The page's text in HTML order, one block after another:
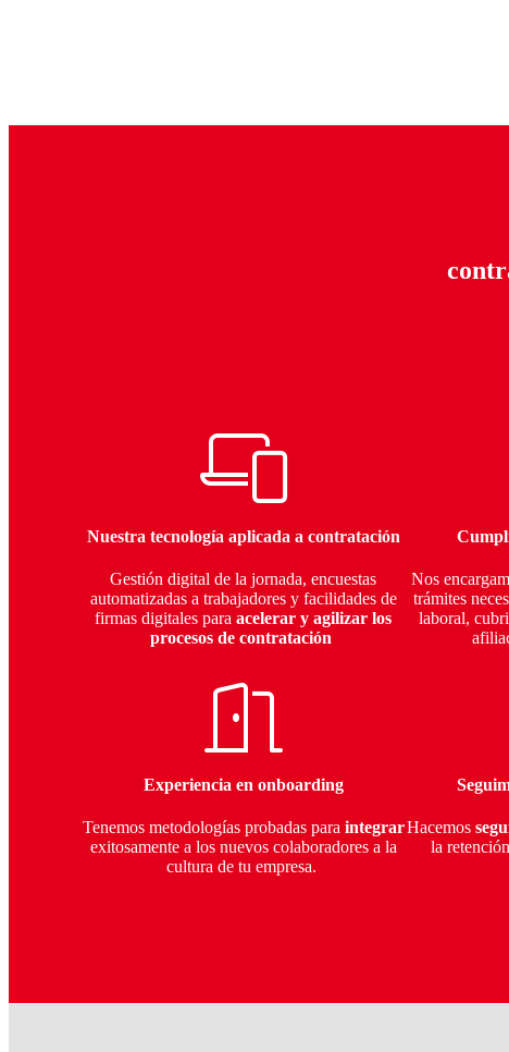
Nuestra tecnología aplicada a contratación
Gestión digital de la jornada, encuestas
automatizadas a trabajadores y facilidades de
firmas digitales paraacelerar y agilizar los
procesos de contratación
Nos
trámites
laboral,
Experiencia en onboarding
Tenemos metodologías probadas para integrar
exitosamente a los nuevos colaboradores a la
cultura de tu empresa.
Hacemos
la